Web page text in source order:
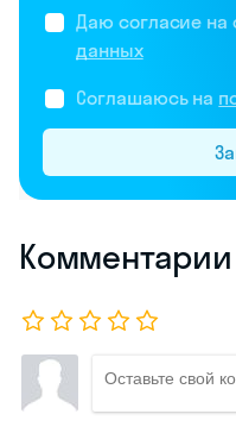
Даю согласие на
данных
Соглашаюсь на
Комментарии